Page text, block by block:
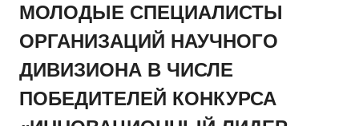
МОЛОДЫЕ СПЕЦИАЛИСТЫ
ОРГАНИЗАЦИЙ НАУЧНОГО
ДИВИЗИОНА В ЧИСЛЕ
ПОБЕДИТЕЛЕЙ КОНКУРСА